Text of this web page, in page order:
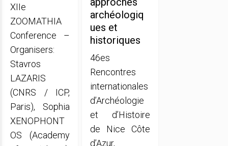
XIIe
ZOOMATHIA
Conference –
Organisers:
Stavros
LAZARIS
(CNRS / ICP,
Paris), Sophia
XENOPHONT
OS (Academy
archéologiq
ues et
historiques
46es
Rencontres
internationales
d’Archéologie
et d’Histoire
de Nice Côte
d’Azur,